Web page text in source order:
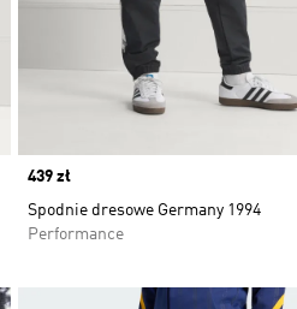
Price
439 zł
Spodnie dresowe Germany 1994
Performance